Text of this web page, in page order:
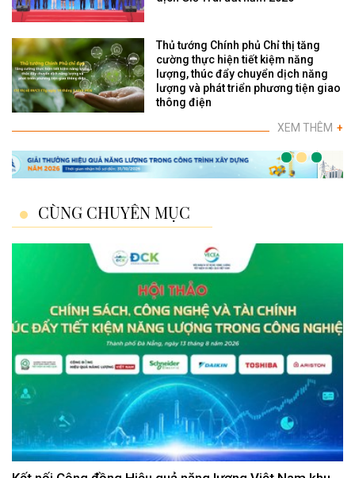
Thủ tướng Chính phủ Chỉ thị tăng
cường thực hiện tiết kiệm năng
lượng, thúc đẩy chuyển dịch năng
lượng và phát triển phương tiện giao
thông điện
XEM THÊM +
CÙNG CHUYÊN MỤC